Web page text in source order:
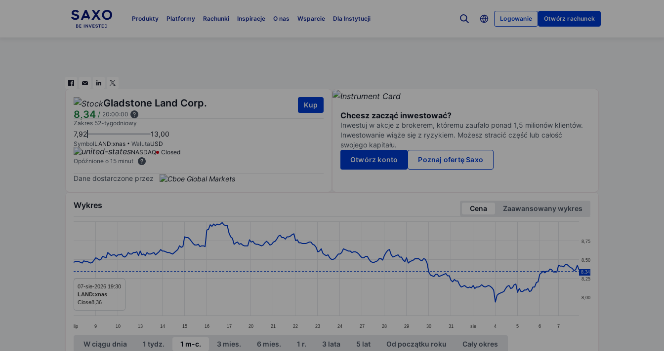
Produkty Platformy Rachunki Inspiracje O nas Wsparcie Dla Instytucji Logowanie Otwórz rachunek
Gladstone Land Corp.
8,34 / 20:00:00
Kup
Zakres 52-tygodniowy
7,92 13,00
SymbolLAND:xnas WalutaUSD
NASDAQ
Closed
Opóźnione o 15 minut
Dane dostarczone przez
Chcesz zacząć inwestować?
Inwestuj w akcje z brokerem, któremu zaufało ponad 1,5 milionów klientów.
Inwestowanie wiąże się z ryzykiem. Możesz stracić część lub całość
swojego kapitału.
Otwórz konto
Poznaj ofertę Saxo
Wykres Cena
Zaawansowany wykres
Line chart with 297 data points.
The chart has 1 X axis displaying categories.
The chart has 1 Y axis displaying values. Data ranges from 7.93 to 8.99.
lip 9 10 13 14 15 16 17 20 21 22 23 24 27 28 29 30 31 sie 4 5 6 7
8,00
8,25
8,50
8,75
8,34
07-sie-2026 19:30
LAND:xnas
Close8,36
End of interactive chart.
W ciągu dnia 1 tydz. 1 m-c. 3 mies. 6 mies. 1 r. 3 lata 5 lat Od początku roku Cały okres